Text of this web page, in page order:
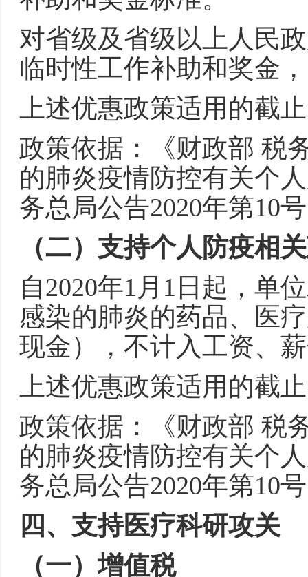
对省级及省级以上人民
临时性工作补助和奖金
上述优惠政策适用的截
政策依据：《财政部 税
的肺炎疫情防控有关个
务总局公告2020年第10
（二）支持个人防疫相
自2020年1月1日起，单
感染的肺炎的药品、医
现金），不计入工资、
上述优惠政策适用的截
政策依据：《财政部 税
的肺炎疫情防控有关个
务总局公告2020年第10
四、支持医疗科研攻关
（一）增值税